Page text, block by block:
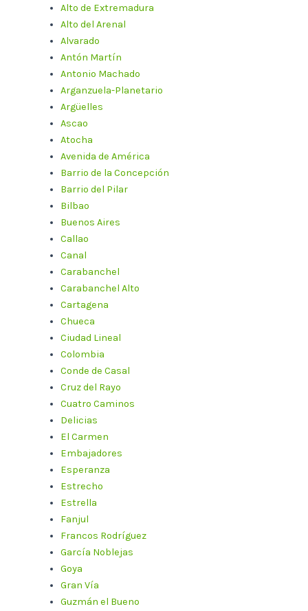
Alto de Extremadura
Alto del Arenal
Alvarado
Antón Martín
Antonio Machado
Arganzuela-Planetario
Argüelles
Ascao
Atocha
Avenida de América
Barrio de la Concepción
Barrio del Pilar
Bilbao
Buenos Aires
Callao
Canal
Carabanchel
Carabanchel Alto
Cartagena
Chueca
Ciudad Lineal
Colombia
Conde de Casal
Cruz del Rayo
Cuatro Caminos
Delicias
El Carmen
Embajadores
Esperanza
Estrecho
Estrella
Fanjul
Francos Rodríguez
García Noblejas
Goya
Gran Vía
Guzmán el Bueno